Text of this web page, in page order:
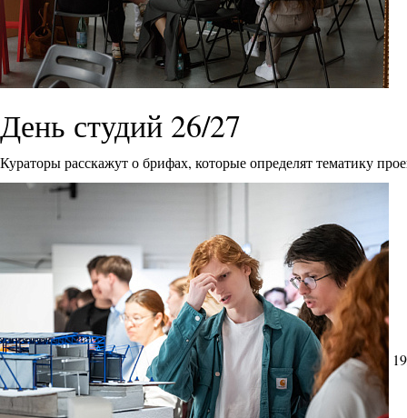
День студий 26/27
Кураторы расскажут о брифах, которые определят тематику